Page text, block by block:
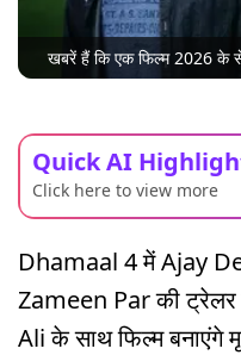
खबरें हैं कि एक फिल्म 2026 के
Quick AI
Click here to view more
Dhamaal 4 में Ajay
Zameen Par की ट्रेलर
Ali के साथ फिल्म बनाएंगे